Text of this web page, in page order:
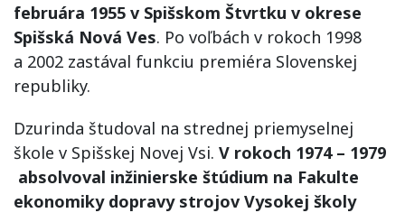
februára 1955 v Spišskom Štvrtku v okrese
Spišská Nová Ves. Po voľbách v rokoch 1998
a 2002 zastával funkciu premiéra Slovenskej
republiky.
Dzurinda študoval na strednej priemyselnej
škole v Spišskej Novej Vsi. V rokoch 1974 – 1979
absolvoval inžinierske štúdium na Fakulte
ekonomiky dopravy strojov Vysokej školy